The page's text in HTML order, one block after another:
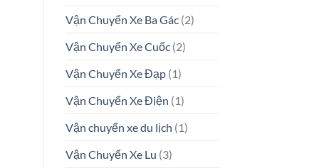
Vận Chuyển Xe Ba Gác(2)
Vận Chuyển Xe Cuốc(2)
Vận Chuyển Xe Đạp(1)
Vận Chuyển Xe Điện (1)
Vận chuyển xe du lịch (1)
Vận Chuyển Xe Lu (3)